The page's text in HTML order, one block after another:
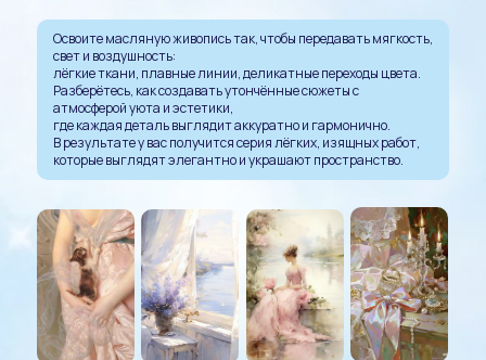
Освоите масляную живопись так, чтобы передавать мягкость,
свет и воздушность:
лёгкие ткани, плавные линии, деликатные переходы цвета.
Разберётесь, как создавать утончённые сюжеты с
атмосферой уюта и эстетики,
где каждая деталь выглядит аккуратно и гармонично.
В результате у вас получится серия лёгких, изящных работ,
которые выглядят элегантно и украшают пространство.